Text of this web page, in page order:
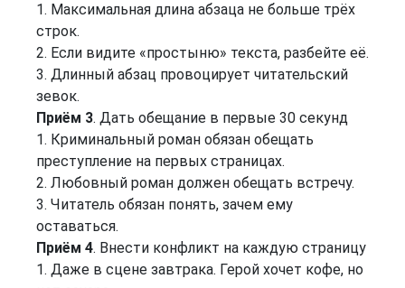
1. Максимальная длина абзаца не больше трёх
строк.
2. Если видите «простыню» текста, разбейте её.
3. Длинный абзац провоцирует читательский
зевок.
Приём 3. Дать обещание в первые 30 секунд
1. Криминальный роман обязан обещать
преступление на первых страницах.
2. Любовный роман должен обещать встречу.
3. Читатель обязан понять, зачем ему
оставаться.
Приём 4. Внести конфликт на каждую страницу
1. Даже в сцене завтрака. Герой хочет кофе, но